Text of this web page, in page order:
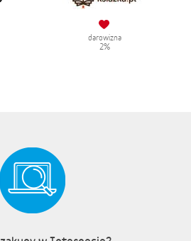
darowizna
2%